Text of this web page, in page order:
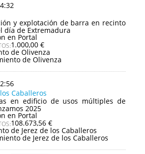
y explotación de barra en recinto
día de Extremadura
en Portal
1.000,00 €
de Olivenza
de Olivenza
Caballeros
en edificio de usos múltiples de
2025
en Portal
108.673,56 €
de Jerez de los Caballeros
de Jerez de los Caballeros